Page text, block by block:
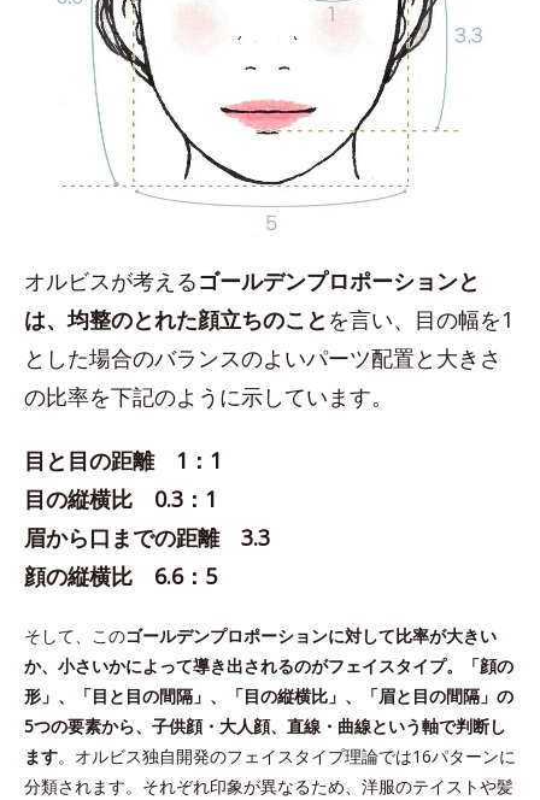
オルビスが考えるゴールデンプロポーションと
は、均整のとれた顔立ちのこと を言い、目の幅を1
とした場合のバランスのよいパーツ配置と大きさ
の比率を下記のように示しています。
目と目の距離 1：1
目の縦横比 0.3：1
眉から口までの距離 3.3
顔の縦横比 6.6：5
そして、このゴールデンプロポーションに対して比率が大きい
か、小さいかによって導き出されるのがフェイスタイプ。「顔の
形」、「目と目の間隔」、「目の縦横比」、「眉と目の間隔」の
5つの要素から、子供顔・大人顔、直線・曲線という軸で判断し
ます。オルビス独自開発のフェイスタイプ理論では16パターンに
分類されます。それぞれ印象が異なるため、洋服のテイストや髪